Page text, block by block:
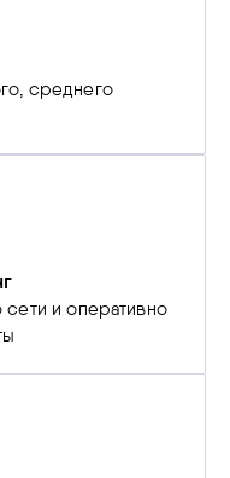
среднего
и оперативно